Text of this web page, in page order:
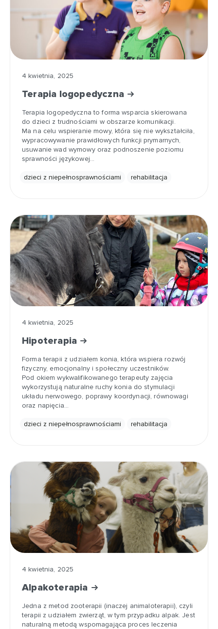
4 kwietnia, 2025
Terapia logopedyczna
Terapia logopedyczna to forma wsparcia skierowana
do dzieci z trudnościami w obszarze komunikacji.
Ma na celu wspieranie mowy, która się nie wykształciła,
wypracowywanie prawidłowych funkcji prymarnych,
usuwanie wad wymowy oraz podnoszenie poziomu
sprawności językowej…
dzieci z niepełnosprawnościami rehabilitacja
4 kwietnia, 2025
Hipoterapia
Forma terapii z udziałem konia, która wspiera rozwój
fizyczny, emocjonalny i społeczny uczestników.
Pod okiem wykwalifikowanego terapeuty zajęcia
wykorzystują naturalne ruchy konia do stymulacji
układu nerwowego, poprawy koordynacji, równowagi
oraz napięcia…
dzieci z niepełnosprawnościami rehabilitacja
4 kwietnia, 2025
Alpakoterapia
Jedna z metod zooterapii (inaczej animaloterapii), czyli
terapii z udziałem zwierząt, w tym przypadku alpak. Jest
naturalną metodą wspomagająca proces leczenia